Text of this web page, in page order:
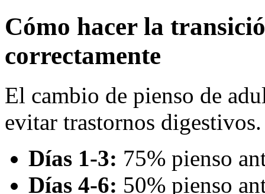
Cómo hacer la
correctamente
El cambio de pienso de
evitar trastornos
Días 1-3: 75% pienso
Días 4-6: 50% pienso